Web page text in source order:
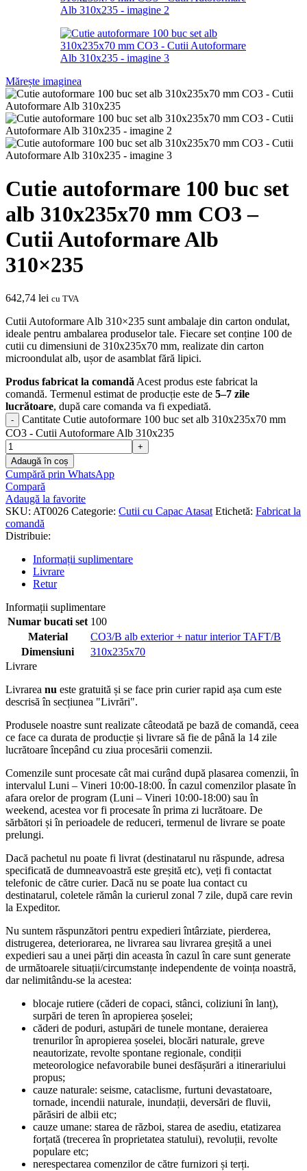
Mărește imaginea
Cutie autoformare 100 buc set
alb 310x235x70 mm CO3 –
Cutii Autoformare Alb
310×235
642,74 lei cu TVA
Cutii Autoformare Alb 310×235 sunt ambalaje din carton ondulat,
ideale pentru ambalarea produselor tale. Fiecare set conține 100 de
cutii cu dimensiuni de 310x235x70 mm, realizate din carton
microondulat alb, ușor de asamblat fără lipici.
Produs fabricat la comandăAcest produs este fabricat la
comandă. Termenul estimat de producție este de 5–7 zile
lucrătoare, după care comanda va fi expediată.
Cantitate Cutie autoformare 100 buc set alb 310x235x70 mm
CO3 - Cutii Autoformare Alb 310x235
Adaugă în coș
Cumpără prin WhatsApp
Compară
Adaugă la favorite
SKU: AT0026 Categorie: Cutii cu Capac Atasat Etichetă: Fabricat la
comandă
Distribuie:
Informații suplimentare
Livrare
Retur
Informații suplimentare
Numar bucati set 100
Material
CO3/B alb exterior + natur interior TAFT/B
Dimensiuni
310x235x70
Livrare
Livrarea nu este gratuită și se face prin curier rapid așa cum este
descrisă în secțiunea "Livrări".
Produsele noastre sunt realizate câteodată pe bază de comandă, ceea
ce face ca durata de producție și livrare să fie de până la 14 zile
lucrătoare începând cu ziua procesării comenzii.
Comenzile sunt procesate cât mai curând după plasarea comenzii, în
intervalul Luni – Vineri 10:00-18:00. În cazul comenzilor plasate în
afara orelor de program (Luni – Vineri 10:00-18:00) sau în
weekend, acestea vor fi procesate în prima zi lucrătoare. De
sărbători și în perioadele de reduceri, termenul de livrare se poate
prelungi.
Dacă pachetul nu poate fi livrat (destinatarul nu răspunde, adresa
specificată de dumneavoastră este greșită etc), veți fi contactat
telefonic de către curier. Dacă nu se poate lua contact cu
destinatarul, coletele rămân la curierul zonal 7 zile, după care revin
la Expeditor.
Nu suntem răspunzători pentru expedieri întârziate, pierderea,
distrugerea, deteriorarea, ne livrarea sau livrarea greșită a unei
expedieri sau a unei părți din aceasta în cazul în care sunt generate
de următoarele situații/circumstanțe independente de voința noastră,
dar nelimitându-se la acestea:
blocaje rutiere (căderi de copaci, stânci, coliziuni în lanț),
surpări de teren în apropierea șoselei;
căderi de poduri, astupări de tunele montane, deraierea
trenurilor în apropierea șoselei, blocări naturale, greve
neautorizate, revolte spontane regionale, condiții
meteorologice nefavorabile bunei desfășurări a itinerariului
propus;
cauze naturale: seisme, cataclisme, furtuni devastatoare,
tornade, incendii naturale, inundații, deversări de fluvii,
părăsiri de albii etc;
cauze umane: starea de război, starea de asediu, etatizarea
forțată (trecerea în proprietatea statului), revoluții, revolte
populare etc;
nerespectarea comenzilor de către furnizori și terți.